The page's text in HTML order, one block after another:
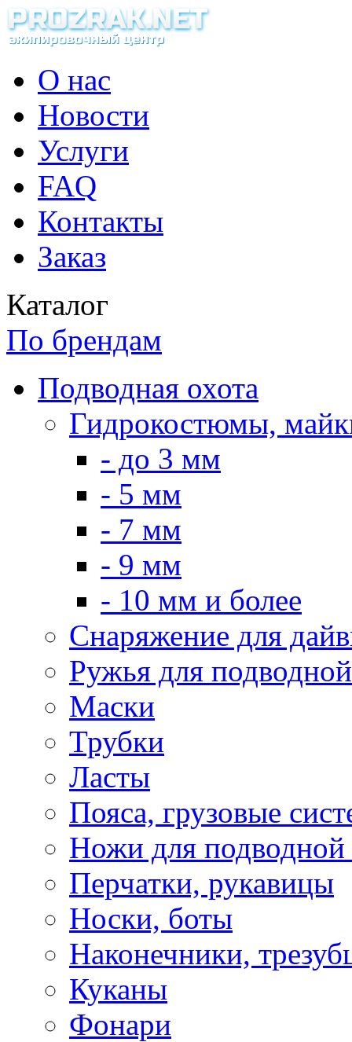
О нас
Новости
Услуги
FAQ
Контакты
Заказ
Каталог
По брендам
Подводная охота
Гидрокостюмы,
- до 3 мм
- 5 мм
- 7 мм
- 9 мм
- 10 мм и более
Снаряжение для
Ружья для
Маски
Трубки
Ласты
Пояса, грузовые
Ножи для подводной
Перчатки, рукавицы
Носки, боты
Наконечники,
Куканы
Фонари